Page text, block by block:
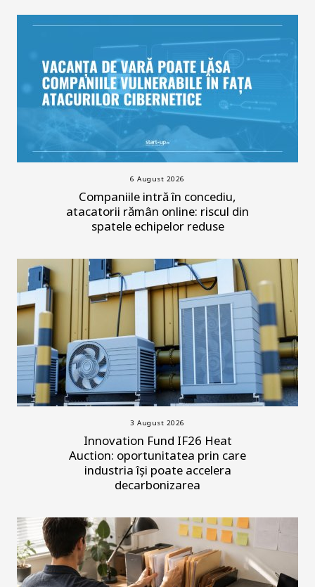
6 August 2026
Companiile intră în concediu,
atacatorii rămân online: riscul din
spatele echipelor reduse
3 August 2026
Innovation Fund IF26 Heat
Auction: oportunitatea prin care
industria își poate accelera
decarbonizarea